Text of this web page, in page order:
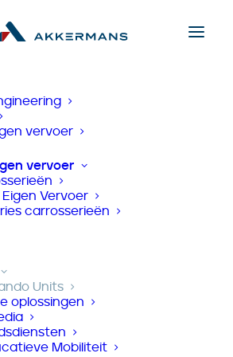
vervoer
vervoer
Vervoer
carrosserieën
Units
oplossingen
Mobiliteit
Commando
Units